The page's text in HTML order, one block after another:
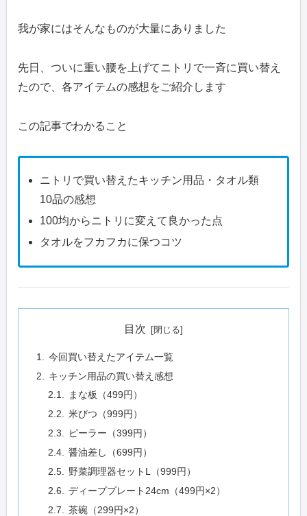
我が家にはそんなものが大量にありました
先日、ついに重い腰を上げてニトリで一斉に買い替え
たので、各アイテムの感想をご紹介します
この記事でわかること
ニトリで買い替えたキッチン用品・タオル類
10品の感想
100均からニトリに変えて良かった点
タオルをフカフカに保つコツ
目次
今回買い替えたアイテム一覧
キッチン用品の買い替え感想
まな板（499円）
米びつ（999円）
ピーラー（399円）
醤油差し（699円）
野菜調理器セットL（999円）
ディーププレート24cm（499円×2）
茶碗（299円×2）